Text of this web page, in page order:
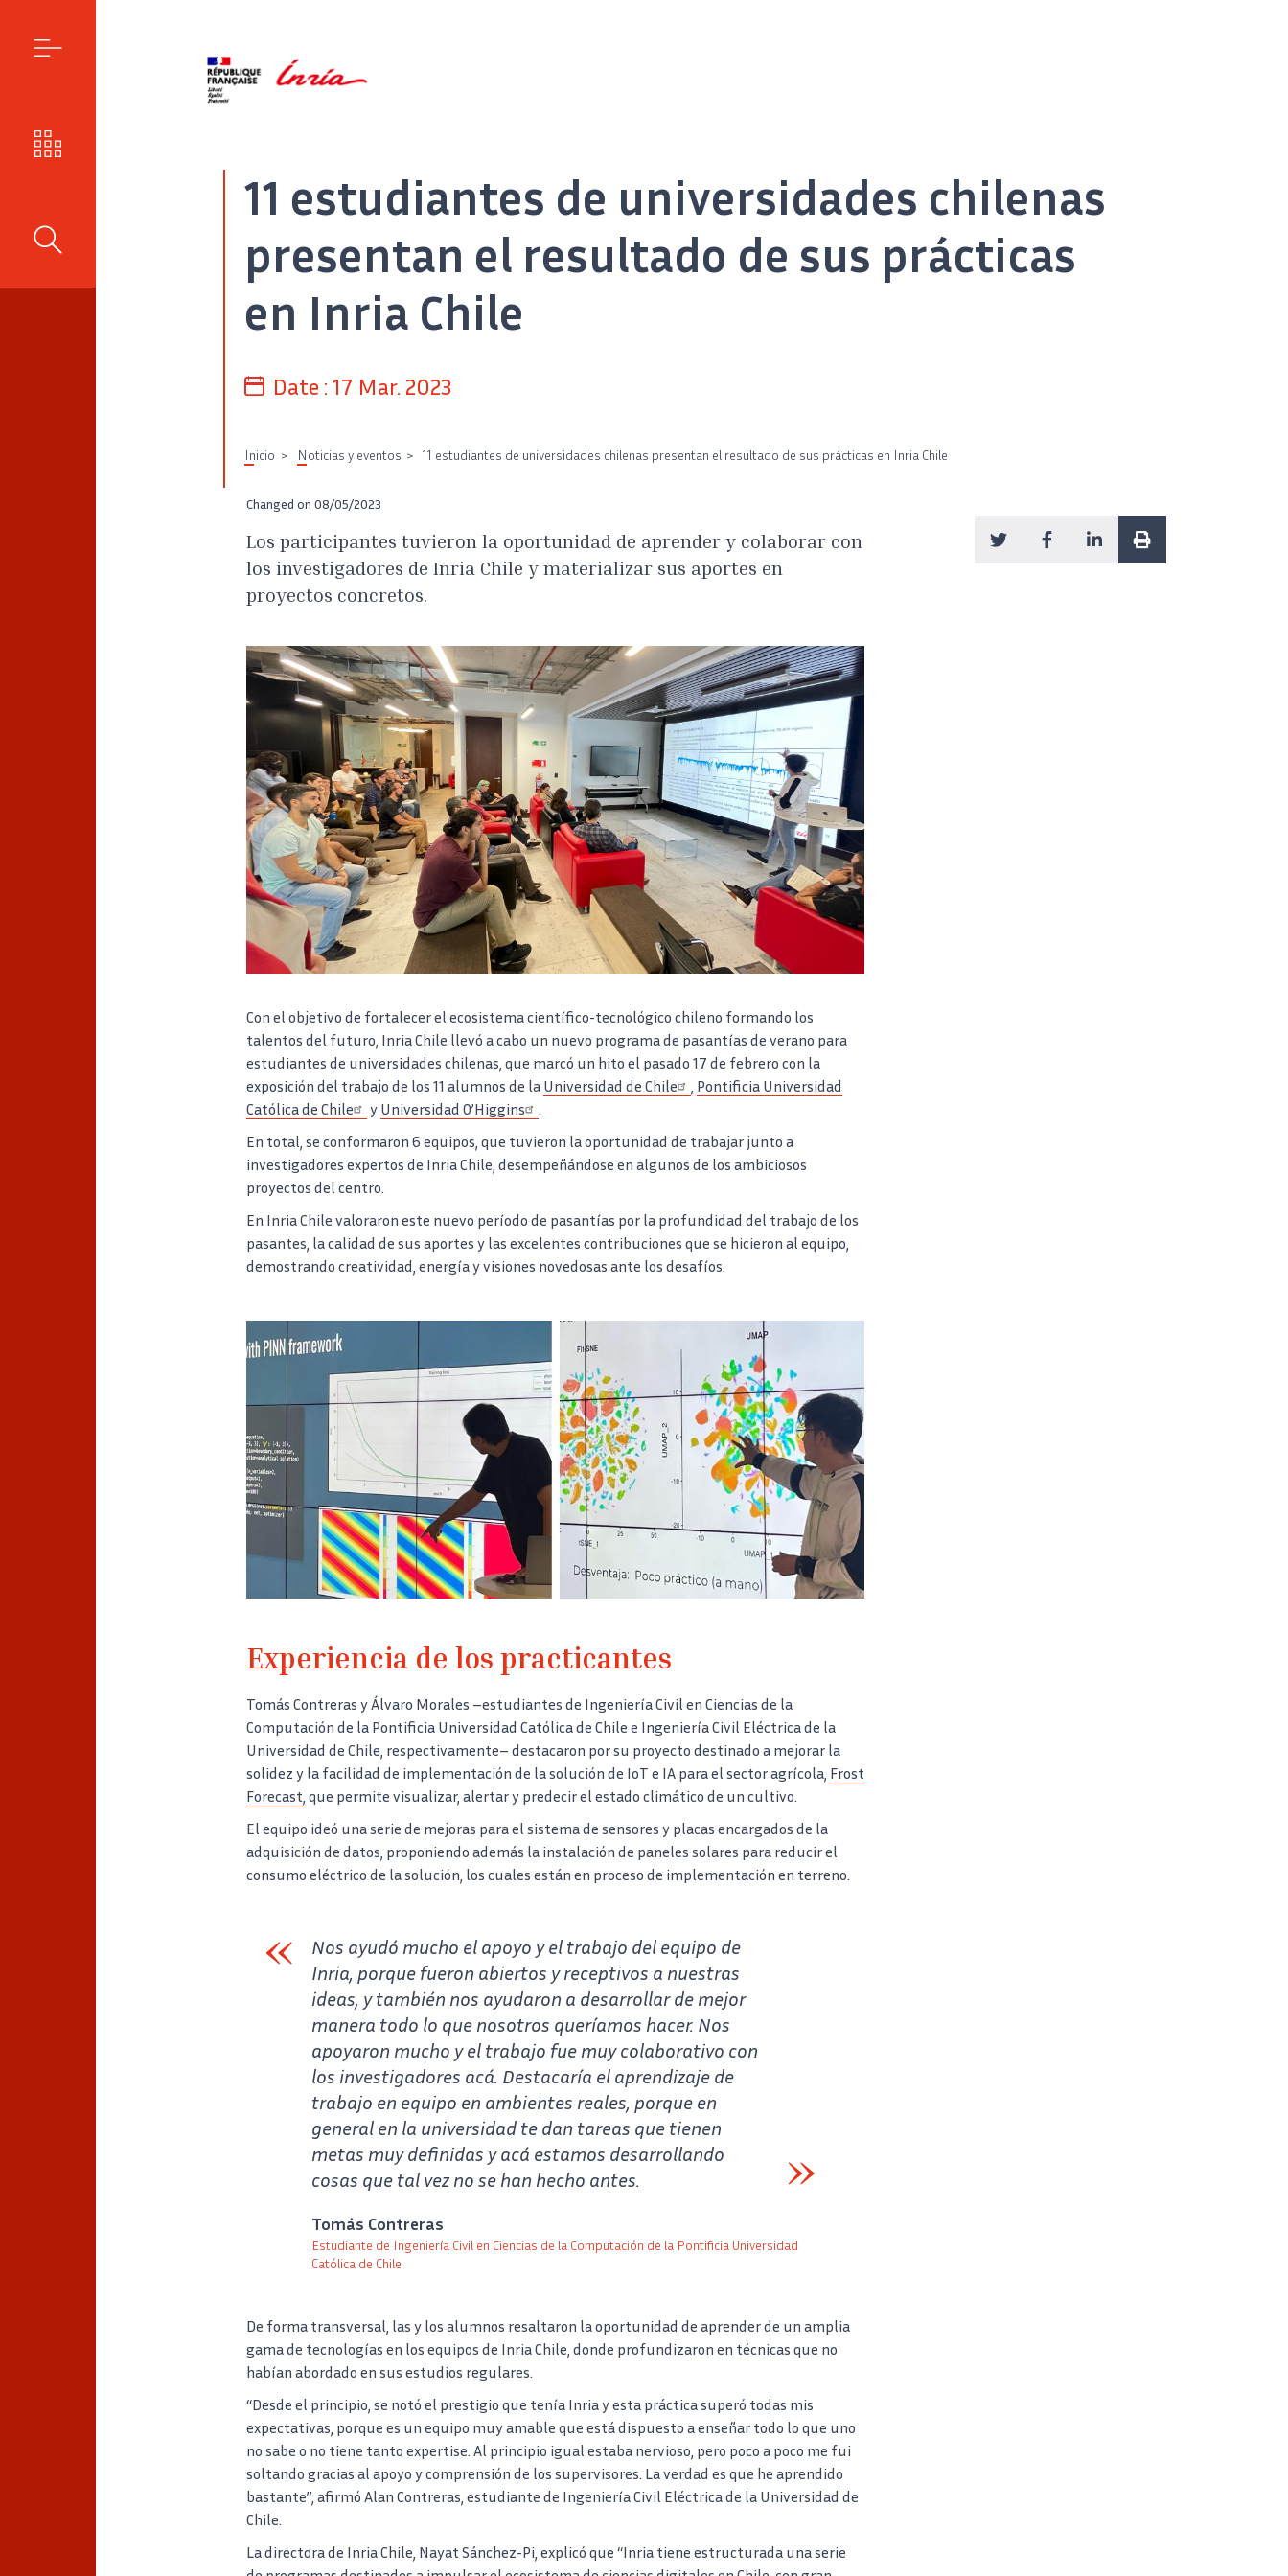
MENÚ
NUESTROS RETOS
BUSCAR
11 estudiantes de universidades chilenas
presentan el resultado de sus prácticas
en Inria Chile
Date : 17 Mar. 2023
Inicio Noticias y eventos 11 estudiantes de universidades chilenas presentan el resultado de sus prácticas en Inria Chile
Changed on 08/05/2023
Los participantes tuvieron la oportunidad de aprender y colaborar con
los investigadores de Inria Chile y materializar sus aportes en
proyectos concretos.
Con el objetivo de fortalecer el ecosistema científico-tecnológico chileno formando los
talentos del futuro, Inria Chile llevó a cabo un nuevo programa de pasantías de verano para
estudiantes de universidades chilenas, que marcó un hito el pasado 17 de febrero con la
exposición del trabajo de los 11 alumnos de la Universidad de Chile , Pontificia Universidad
Católica de Chile
y Universidad O’Higgins
.
En total, se conformaron 6 equipos, que tuvieron la oportunidad de trabajar junto a
investigadores expertos de Inria Chile, desempeñándose en algunos de los ambiciosos
proyectos del centro.
En Inria Chile valoraron este nuevo período de pasantías por la profundidad del trabajo de los
pasantes, la calidad de sus aportes y las excelentes contribuciones que se hicieron al equipo,
demostrando creatividad, energía y visiones novedosas ante los desafíos.
Experiencia de los practicantes
Tomás Contreras y Álvaro Morales –estudiantes de Ingeniería Civil en Ciencias de la
Computación de la Pontificia Universidad Católica de Chile e Ingeniería Civil Eléctrica de la
Universidad de Chile, respectivamente– destacaron por su proyecto destinado a mejorar la
solidez y la facilidad de implementación de la solución de IoT e IA para el sector agrícola, Frost
Forecast, que permite visualizar, alertar y predecir el estado climático de un cultivo.
El equipo ideó una serie de mejoras para el sistema de sensores y placas encargados de la
adquisición de datos, proponiendo además la instalación de paneles solares para reducir el
consumo eléctrico de la solución, los cuales están en proceso de implementación en terreno.
Nos ayudó mucho el apoyo y el trabajo del equipo de
Inria, porque fueron abiertos y receptivos a nuestras
ideas, y también nos ayudaron a desarrollar de mejor
manera todo lo que nosotros queríamos hacer. Nos
apoyaron mucho y el trabajo fue muy colaborativo con
los investigadores acá. Destacaría el aprendizaje de
trabajo en equipo en ambientes reales, porque en
general en la universidad te dan tareas que tienen
metas muy definidas y acá estamos desarrollando
cosas que tal vez no se han hecho antes.
Tomás Contreras
Estudiante de Ingeniería Civil en Ciencias de la Computación de la Pontificia Universidad
Católica de Chile
De forma transversal, las y los alumnos resaltaron la oportunidad de aprender de un amplia
gama de tecnologías en los equipos de Inria Chile, donde profundizaron en técnicas que no
habían abordado en sus estudios regulares.
“Desde el principio, se notó el prestigio que tenía Inria y esta práctica superó todas mis
expectativas, porque es un equipo muy amable que está dispuesto a enseñar todo lo que uno
no sabe o no tiene tanto expertise. Al principio igual estaba nervioso, pero poco a poco me fui
soltando gracias al apoyo y comprensión de los supervisores. La verdad es que he aprendido
bastante”, afirmó Alan Contreras, estudiante de Ingeniería Civil Eléctrica de la Universidad de
Chile.
La directora de Inria Chile, Nayat Sánchez-Pi, explicó que “Inria tiene estructurada una serie